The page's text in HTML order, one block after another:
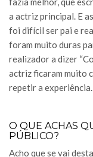
a actriz principal. E
foi difícil ser pai e
foram muito duras
realizador a dizer
actriz ficaram muito
repetir a experiência.
O QUE ACHAS
PÚBLICO?
Acho que se vai